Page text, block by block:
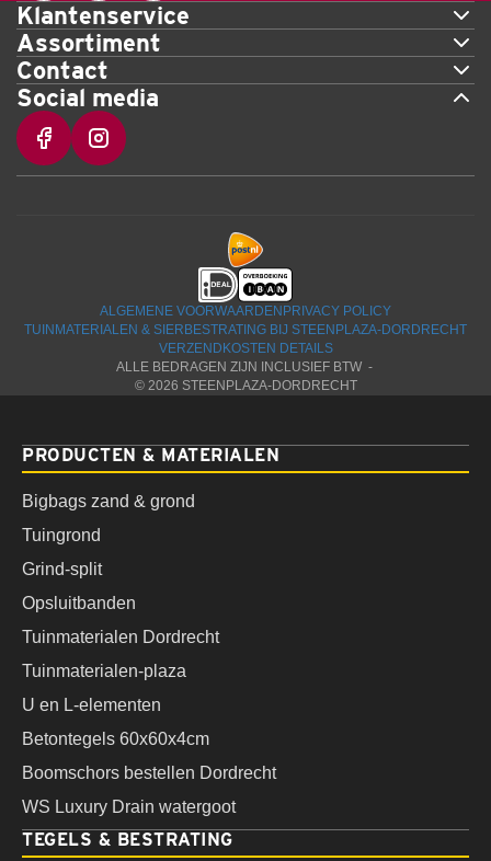
Klantenservice
Assortiment
Contact
Social media
ALGEMENE VOORWAARDEN PRIVACY POLICY
TUINMATERIALEN & SIERBESTRATING BIJ STEENPLAZA-DORDRECHT
VERZENDKOSTEN DETAILS
ALLE BEDRAGEN ZIJN INCLUSIEF BTW -
© 2026 STEENPLAZA-DORDRECHT
PRODUCTEN & MATERIALEN
Bigbags zand & grond
Tuingrond
Grind-split
Opsluitbanden
Tuinmaterialen Dordrecht
Tuinmaterialen-plaza
U en L-elementen
Betontegels 60x60x4cm
Boomschors bestellen Dordrecht
WS Luxury Drain watergoot
TEGELS & BESTRATING